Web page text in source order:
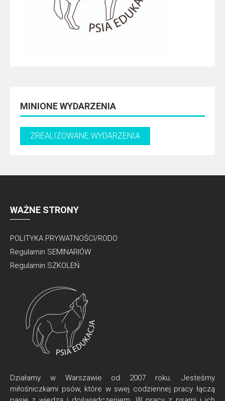
MINIONE WYDARZENIA
WAŻNE STRONY
POLITYKA PRYWATNOŚCI/RODO
Regulamin SEMINARIÓW
Regulamin SZKOLEŃ
Działamy w Warszawie od 2007 roku. Jesteśmy
miłośniczkami psów, które w swej codziennej pracy łączą